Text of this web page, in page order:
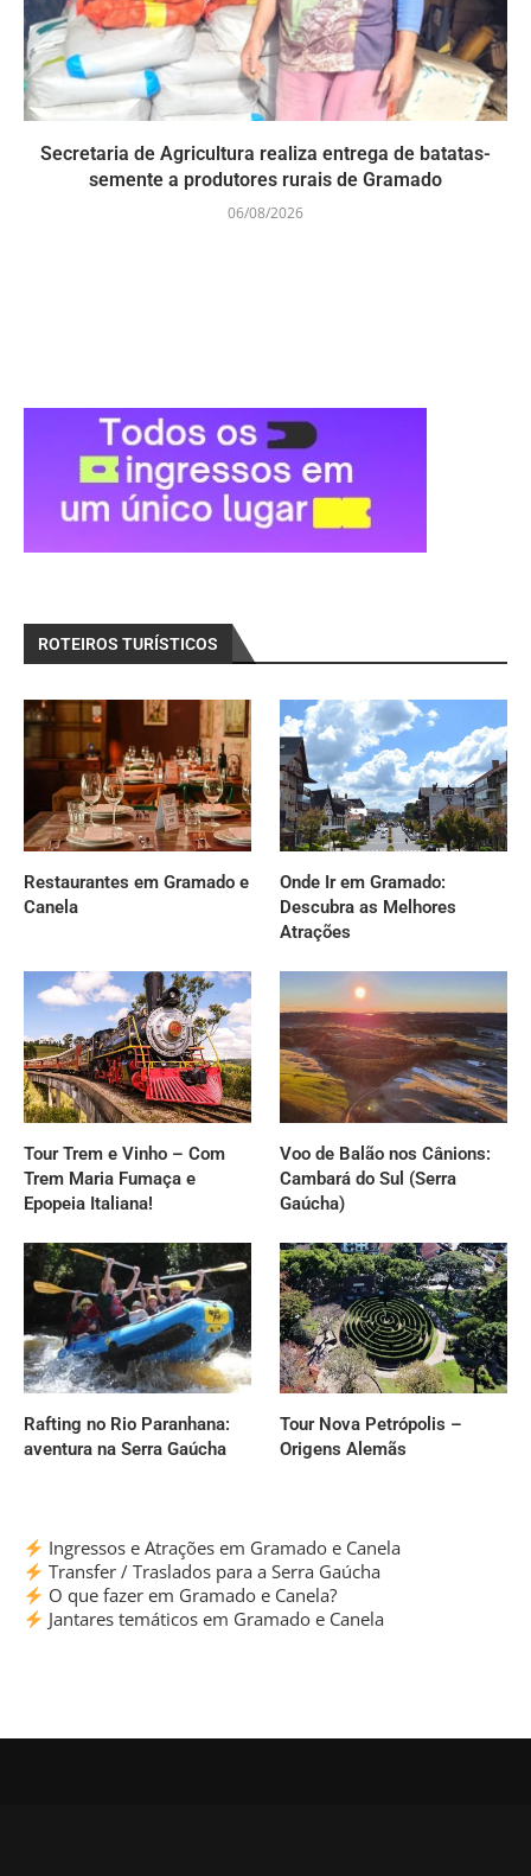
Secretaria de Agricultura realiza entrega de batatas-
semente a produtores rurais de Gramado
06/08/2026
ROTEIROS TURÍSTICOS
Restaurantes em Gramado e
Canela
Onde Ir em Gramado:
Descubra as Melhores
Atrações
Tour Trem e Vinho – Com
Trem Maria Fumaça e
Epopeia Italiana!
Voo de Balão nos Cânions:
Cambará do Sul (Serra
Gaúcha)
Rafting no Rio Paranhana:
aventura na Serra Gaúcha
Tour Nova Petrópolis –
Origens Alemãs
Ingressos e Atrações em Gramado e Canela
Transfer / Traslados para a Serra Gaúcha
O que fazer em Gramado e Canela?
Jantares temáticos em Gramado e Canela